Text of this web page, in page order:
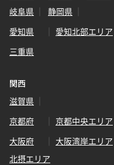
岐阜県
静岡県
愛知県
愛知北部エリア
三重県
関西
滋賀県
京都府
京都中央エリア
大阪府
大阪湾岸エリア
北摂エリア